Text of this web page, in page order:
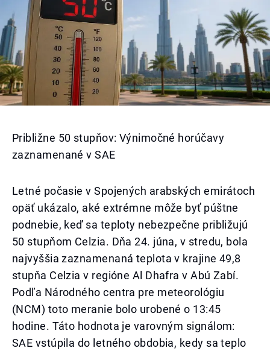
Približne 50 stupňov: Výnimočné horúčavy
zaznamenané v SAE
Letné počasie v Spojených arabských emirátoch
opäť ukázalo, aké extrémne môže byť púštne
podnebie, keď sa teploty nebezpečne približujú
50 stupňom Celzia. Dňa 24. júna, v stredu, bola
najvyššia zaznamenaná teplota v krajine 49,8
stupňa Celzia v regióne Al Dhafra v Abú Zabí.
Podľa Národného centra pre meteorológiu
(NCM) toto meranie bolo urobené o 13:45
hodine. Táto hodnota je varovným signálom:
SAE vstúpila do letného obdobia, kedy sa teplo